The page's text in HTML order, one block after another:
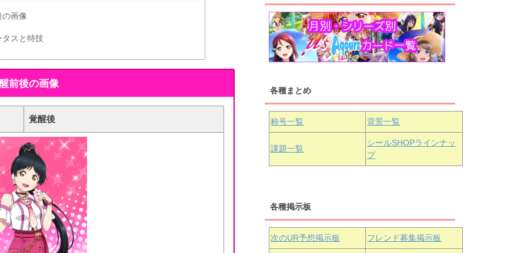
画像
タスと特技
前後の画像
覚醒後
桜内梨子 高海千歌 渡辺曜
浦の星女学院1年生
津島善子 黒澤ルビィ 国木田花丸
浦の星女学院3年生
黒澤ダイヤ
上原歩夢 宮下愛 優木せつ菜
虹ヶ咲学園1年生
中須かすみ 天王寺璃奈 桜坂しずく
各種まとめ
称号一覧 背景一覧
課題一覧
シールSHOPラインナッ
プ
各種掲示板
次のUR予想掲示板 フレンド募集掲示板